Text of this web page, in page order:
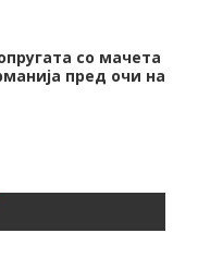
со мачета
пред очи на